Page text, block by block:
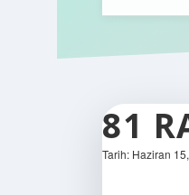
81
Tarih: Haziran